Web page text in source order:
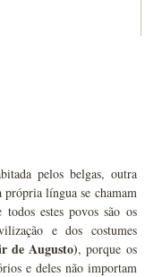
pelos belgas, outra
própria língua se chamam
estes povos são os
e dos costumes
de Augusto), porque os
e deles não importam